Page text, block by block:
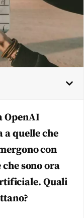
OpenAI
a quelle che
con
sono ora
Quali